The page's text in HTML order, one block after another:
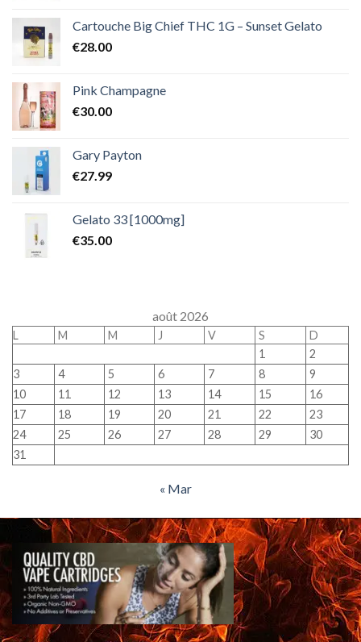
Cartouche Big Chief THC 1G – Sunset Gelato
€28.00
Pink Champagne
€30.00
Gary Payton
€27.99
Gelato 33 [1000mg]
€35.00
août 2026
L M M J V S
D
1
2
3
4 5 6 7 8
9
10
11 12 13 14 15
16
17
18 19 20 21 22
23
24
25 26 27 28 29
30
31
« Mar